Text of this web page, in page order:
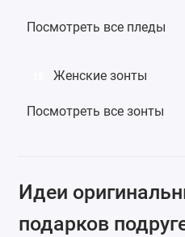
Посмотреть все пледы
Женские зонты
Посмотреть все зонты
Идеи
подарков